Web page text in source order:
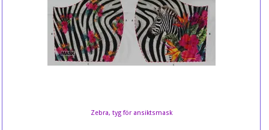
Zebra, tyg för ansiktsmask